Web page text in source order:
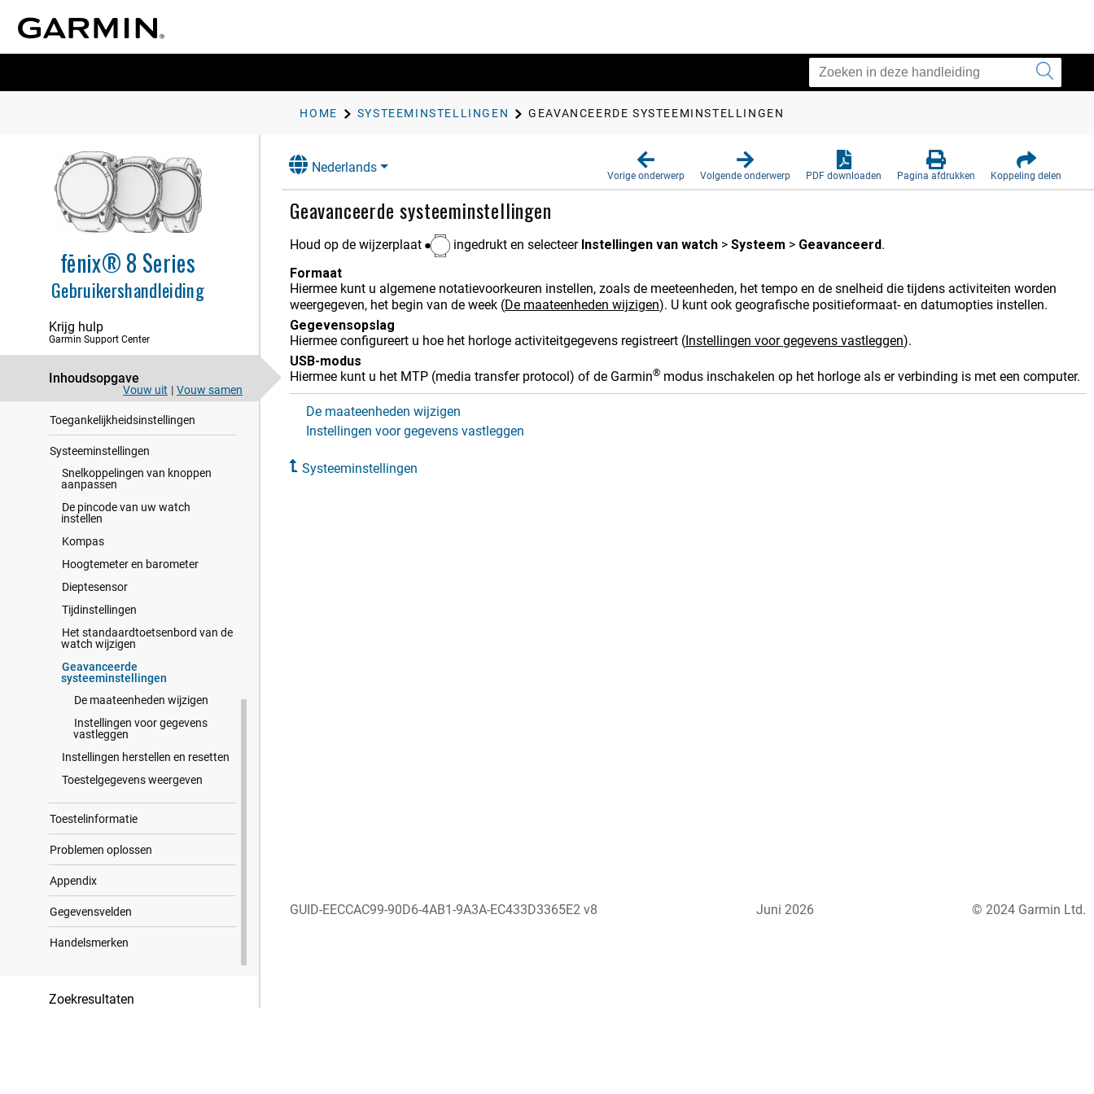
HOME SYSTEEMINSTELLINGEN GEAVANCEERDE SYSTEEMINSTELLINGEN
fēnix® 8 Series
Gebruikershandleiding
Krijg hulp
Garmin Support Center
Inhoudsopgave
Vouw uit | Vouw samen
Instellingen voor meldingen en
waarschuwingen
Focusmodi
Instellingen gezondheid en welzijn
Kaart
Navigatie
Veiligheids- en trackingfuncties
Muziek
Gebrui​kers​profiel
Instellingen voor energiebeheer
Toegankelijkheidsinstellingen
Systeeminstellingen
Snelkoppelingen van knoppen
aanpassen
De pincode van uw watch
instellen
Kompas
Hoogtemeter en barometer
Dieptesensor
Tijdinstellingen
Het standaardtoetsenbord van de
watch wijzigen
Geavanceerde
systeeminstellingen
De maateenheden wijzigen
Instellingen voor gegevens
vastleggen
Instellingen herstellen en resetten
Toestelgegevens weergeven
Toestelinformatie
Problemen oplossen
Appendix
Gegevensvelden
Handelsmerken
Zoekresultaten
Nederlands
Vorige onderwerp Volgende onderwerp PDF downloaden Pagina afdrukken Koppeling delen
Geavanceerde systeeminstellingen
Houd op de wijzerplaat ingedrukt en selecteer Instellingen van watch> Systeem > Geavanceerd.
Formaat
Hiermee kunt u algemene notatievoorkeuren instellen, zoals de meeteenheden, het tempo en de snelheid die tijdens activiteiten worden
weergegeven, het begin van de week (De maateenheden wijzigen). U kunt ook geografische positieformaat- en datumopties instellen.
Gege​vens​opslag
Hiermee configureert u hoe het horloge activiteitgegevens registreert (Instellingen voor gegevens vastleggen).
USB-modus
Hiermee kunt u het MTP (media transfer protocol) of de Garmin® modus inschakelen op het horloge als er verbinding is met een computer.
De maateenheden wijzigen
Instellingen voor gegevens vastleggen
Systeeminstellingen
GUID-EECCAC99-90D6-4AB1-9A3A-EC433D3365E2 v8 Juni 2026 © 2024 Garmin Ltd.